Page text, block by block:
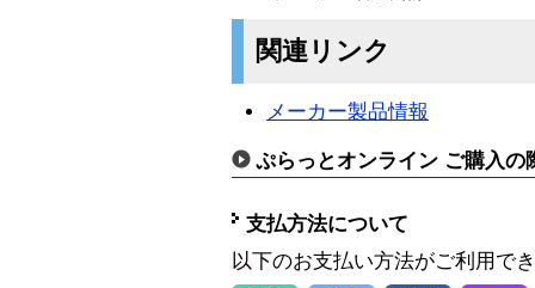
関連リンク
メーカー製品情報
ぷらっとオンライン ご購入の
支払方法について
以下のお支払い方法がご利用で